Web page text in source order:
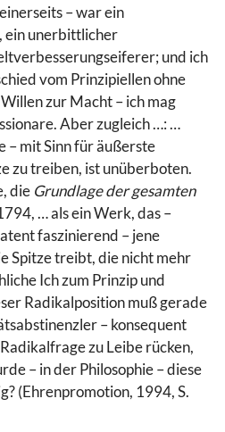
– war ein
ein unerbittlicher
und ich
vom Prinzipiellen ohne
zur Macht – ich mag
Aber zugleich …: …
– mit Sinn für äußerste
zu treiben, ist unüberboten.
die Grundlage der gesamten
… als ein Werk, das –
faszinierend – jene
Spitze treibt, die nicht mehr
Ich zum Prinzip und
Radikalposition muß gerade
– konsequent
zu Leibe rücken,
– in der Philosophie – diese
(Ehrenpromotion, 1994, S.